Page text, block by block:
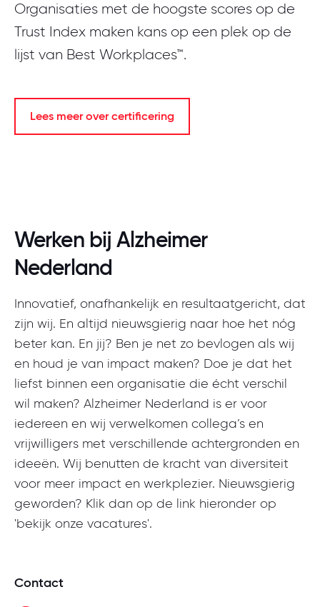
Organisaties met de hoogste scores op de
Trust Index maken kans op een plek op de
lijst van Best Workplaces™.
Lees meer over certificering
Werken bij Alzheimer
Nederland
Innovatief, onafhankelijk en resultaatgericht, dat
zijn wij. En altijd nieuwsgierig naar hoe het nóg
beter kan. En jij? Ben je net zo bevlogen als wij
en houd je van impact maken? Doe je dat het
liefst binnen een organisatie die écht verschil
wil maken? Alzheimer Nederland is er voor
iedereen en wij verwelkomen collega’s en
vrijwilligers met verschillende achtergronden en
ideeën. Wij benutten de kracht van diversiteit
voor meer impact en werkplezier. Nieuwsgierig
geworden? Klik dan op de link hieronder op
'bekijk onze vacatures'.
Contact